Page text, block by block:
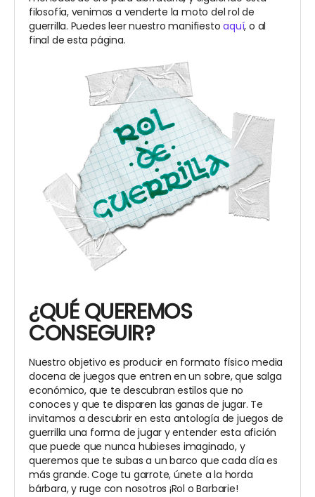
filosofía, venimos a venderte la moto del rol de
guerrilla. Puedes leer nuestro manifiestoaquí, o al
final de esta página.
¿QUÉ QUEREMOS
CONSEGUIR?
Nuestro objetivo es producir en formato físico media
docena de juegos que entren en un sobre, que salga
económico, que te descubran estilos que no
conoces y que te disparen las ganas de jugar. Te
invitamos a descubrir en esta antología de juegos de
guerrilla una forma de jugar y entender esta afición
que puede que nunca hubieses imaginado, y
queremos que te subas a un barco que cada día es
más grande. Coge tu garrote, únete a la horda
bárbara, y ruge con nosotros ¡Rol o Barbarie!